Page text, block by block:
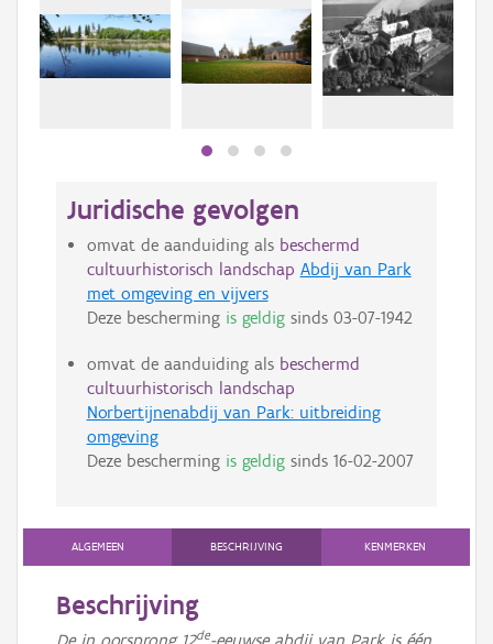
Juridische gevolgen
omvat de aanduiding als beschermd
cultuurhistorisch landschap Abdij van Park
met omgeving en vijvers
Deze bescherming is geldigsinds 03-07-1942
omvat de aanduiding als beschermd
cultuurhistorisch landschap
Norbertijnenabdij van Park: uitbreiding
omgeving
Deze bescherming is geldigsinds 16-02-2007
ALGEMEEN BESCHRIJVING KENMERKEN
Beschrijving
de